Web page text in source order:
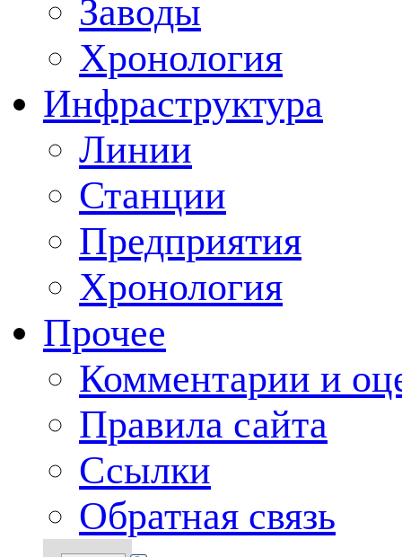
Заводы
Хронология
Инфраструктура
Линии
Станции
Предприятия
Хронология
Прочее
Комментарии и
Правила сайта
Ссылки
Обратная связь